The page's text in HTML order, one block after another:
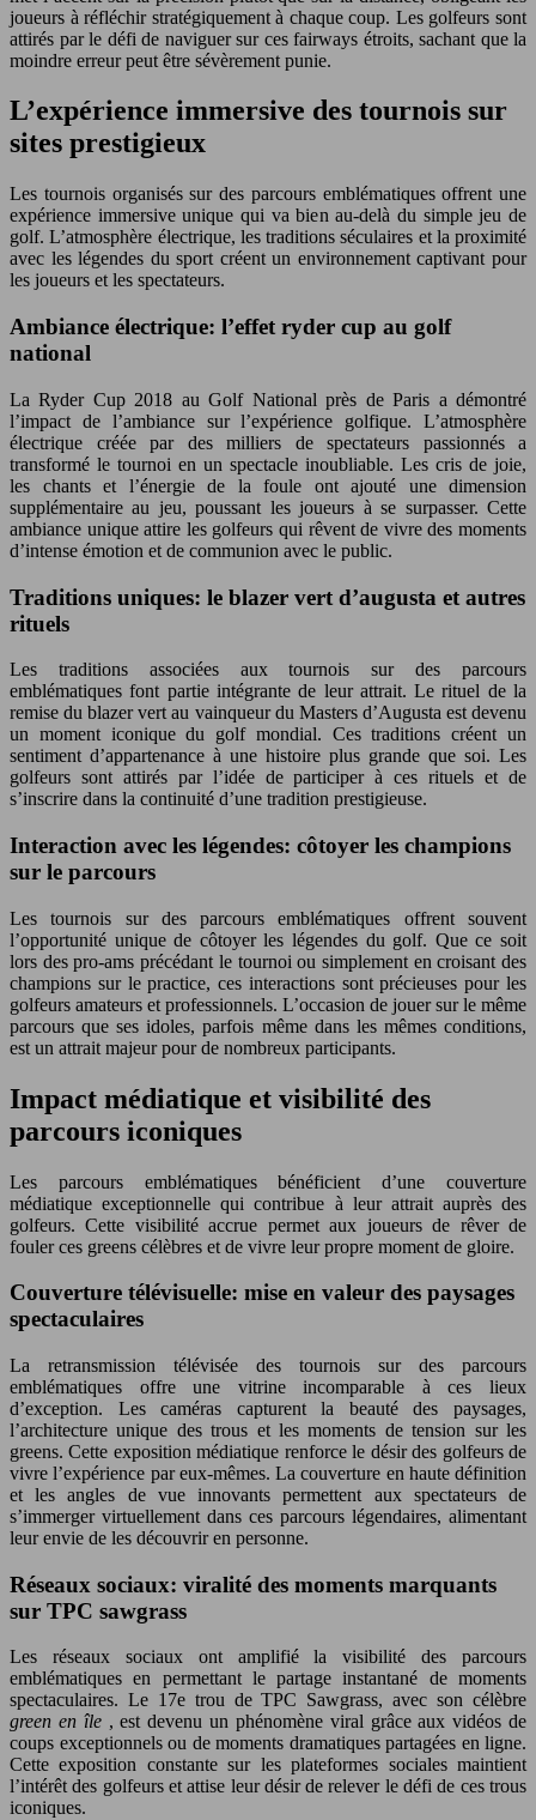
joueurs à réfléchir stratégiquement à chaque coup. Les golfeurs sont
attirés par le défi de naviguer sur ces fairways étroits, sachant que la
moindre erreur peut être sévèrement punie.
L’expérience immersive des tournois sur
sites prestigieux
Les tournois organisés sur des parcours emblématiques offrent une
expérience immersive unique qui va bien au-delà du simple jeu de
golf. L’atmosphère électrique, les traditions séculaires et la proximité
avec les légendes du sport créent un environnement captivant pour
les joueurs et les spectateurs.
Ambiance électrique: l’effet ryder cup au golf
national
La Ryder Cup 2018 au Golf National près de Paris a démontré
l’impact de l’ambiance sur l’expérience golfique. L’atmosphère
électrique créée par des milliers de spectateurs passionnés a
transformé le tournoi en un spectacle inoubliable. Les cris de joie,
les chants et l’énergie de la foule ont ajouté une dimension
supplémentaire au jeu, poussant les joueurs à se surpasser. Cette
ambiance unique attire les golfeurs qui rêvent de vivre des moments
d’intense émotion et de communion avec le public.
Traditions uniques: le blazer vert d’augusta et autres
rituels
Les traditions associées aux tournois sur des parcours
emblématiques font partie intégrante de leur attrait. Le rituel de la
remise du blazer vert au vainqueur du Masters d’Augusta est devenu
un moment iconique du golf mondial. Ces traditions créent un
sentiment d’appartenance à une histoire plus grande que soi. Les
golfeurs sont attirés par l’idée de participer à ces rituels et de
s’inscrire dans la continuité d’une tradition prestigieuse.
Interaction avec les légendes: côtoyer les champions
sur le parcours
Les tournois sur des parcours emblématiques offrent souvent
l’opportunité unique de côtoyer les légendes du golf. Que ce soit
lors des pro-ams précédant le tournoi ou simplement en croisant des
champions sur le practice, ces interactions sont précieuses pour les
golfeurs amateurs et professionnels. L’occasion de jouer sur le même
parcours que ses idoles, parfois même dans les mêmes conditions,
est un attrait majeur pour de nombreux participants.
Impact médiatique et visibilité des
parcours iconiques
Les parcours emblématiques bénéficient d’une couverture
médiatique exceptionnelle qui contribue à leur attrait auprès des
golfeurs. Cette visibilité accrue permet aux joueurs de rêver de
fouler ces greens célèbres et de vivre leur propre moment de gloire.
Couverture télévisuelle: mise en valeur des paysages
spectaculaires
La retransmission télévisée des tournois sur des parcours
emblématiques offre une vitrine incomparable à ces lieux
d’exception. Les caméras capturent la beauté des paysages,
l’architecture unique des trous et les moments de tension sur les
greens. Cette exposition médiatique renforce le désir des golfeurs de
vivre l’expérience par eux-mêmes. La couverture en haute définition
et les angles de vue innovants permettent aux spectateurs de
s’immerger virtuellement dans ces parcours légendaires, alimentant
leur envie de les découvrir en personne.
Réseaux sociaux: viralité des moments marquants
sur TPC sawgrass
Les réseaux sociaux ont amplifié la visibilité des parcours
emblématiques en permettant le partage instantané de moments
spectaculaires. Le 17e trou de TPC Sawgrass, avec son célèbre
green en île , est devenu un phénomène viral grâce aux vidéos de
coups exceptionnels ou de moments dramatiques partagées en ligne.
Cette exposition constante sur les plateformes sociales maintient
l’intérêt des golfeurs et attise leur désir de relever le défi de ces trous
iconiques.